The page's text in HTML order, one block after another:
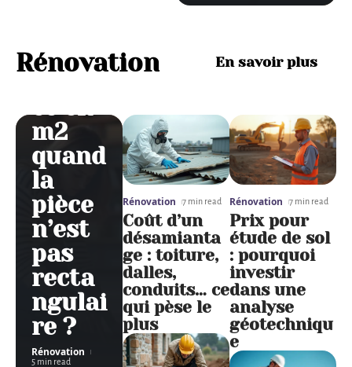
Rénovation En savoir plus
une
m2
quand
la
pièce
n’est
pas
recta
ngulai
re ?
Rénovation
5 min read
Rénovation 7 min read
Coût d’un
désamianta
ge : toiture,
dalles,
conduits… ce
qui pèse le
plus
Rénovation 7 min read
Prix pour
étude de sol
: pourquoi
investir
dans une
analyse
géotechniqu
e